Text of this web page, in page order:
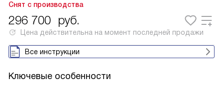
Снят с производства
296 700 руб.
Цена действительна на момент последней продажи
Все инструкции
Ключевые особенности